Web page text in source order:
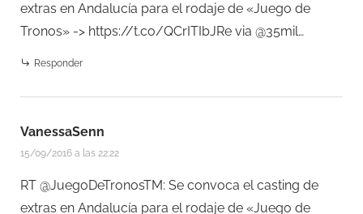
extras en Andalucía para el rodaje de «Juego de
Tronos» -> https://t.co/QCrITIbJRe via @35mil…
Responder
VanessaSenn
15/09/2016 a las 22:22
RT @JuegoDeTronosTM: Se convoca el casting de
extras en Andalucía para el rodaje de «Juego de